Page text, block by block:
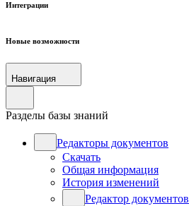
Интеграции
Новые возможности
Навигация
Разделы базы знаний
Редакторы документов
Скачать
Общая информация
История изменений
Редактор документов